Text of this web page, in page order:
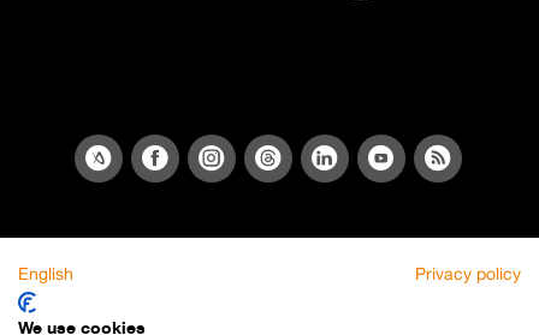
English Privacy policy
We use cookies